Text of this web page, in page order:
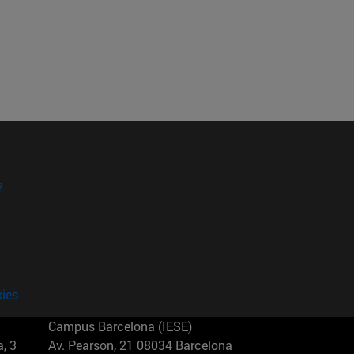
3
Campus Barcelona (IESE)
Av. Pearson, 21 08034 Barcelona